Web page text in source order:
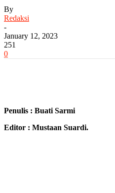
By
Redaksi
-
January 12, 2023
251
0
Penulis : Buati Sarmi
Editor : Mustaan Suardi.